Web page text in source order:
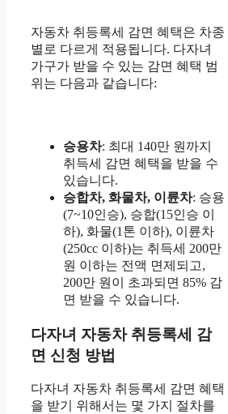
자동차 취등록세 감면 혜택은 차종
별로 다르게 적용됩니다. 다자녀
가구가 받을 수 있는 감면 혜택 범
위는 다음과 같습니다:
승용차: 최대 140만 원까지
취득세 감면 혜택을 받을 수
있습니다.
승합차, 화물차, 이륜차: 승용
(7~10인승), 승합(15인승 이
하), 화물(1톤 이하), 이륜차
(250cc 이하)는 취득세 200만
원 이하는 전액 면제되고,
200만 원이 초과되면 85% 감
면 받을 수 있습니다.
다자녀 자동차 취등록세 감
면 신청 방법
다자녀 자동차 취등록세 감면 혜택
을 받기 위해서는 몇 가지 절차를